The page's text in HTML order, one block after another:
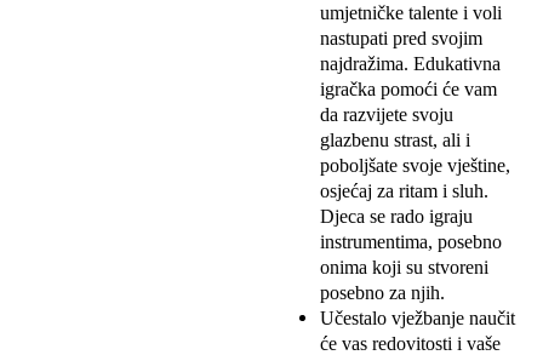
umjetničke talente i voli
nastupati pred svojim
najdražima. Edukativna
igračka pomoći će vam
da razvijete svoju
glazbenu strast, ali i
poboljšate svoje vještine,
osjećaj za ritam i sluh.
Djeca se rado igraju
instrumentima, posebno
onima koji su stvoreni
posebno za njih.
Učestalo vježbanje naučit
će vas redovitosti i vaše